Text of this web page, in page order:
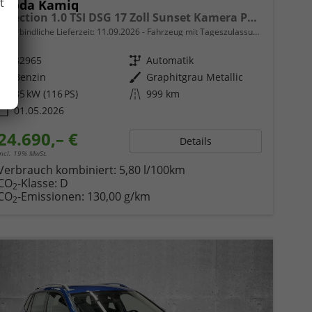
Kamiq
Selection 1.0 TSI DSG 17 Zoll Sunset Kamera PDC v+h
unverbindliche Lieferzeit: 11.09.2026 Fahrzeug mit Tageszulassung
82965 Getriebe Automatik
Benzin Außenfarbe Graphitgrau Metallic
85 kW (116 PS) Kilometerstand 999 km
01.05.2026
€
19% MwSt.
Details
kombiniert: 5,80 l/100km
2-Klasse: D
2-Emissionen: 130,00 g/km